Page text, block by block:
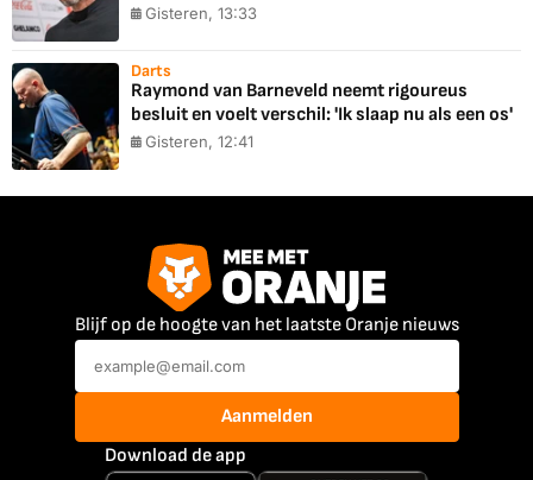
Gisteren, 13:33
Darts
Raymond van Barneveld neemt rigoureus
besluit en voelt verschil: 'Ik slaap nu als een os'
Gisteren, 12:41
Blijf op de hoogte van het laatste Oranje nieuws
Aanmelden
Download de app